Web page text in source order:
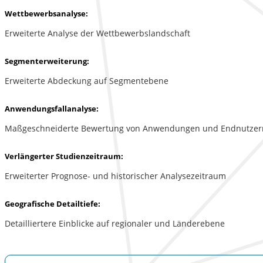
Wettbewerbsanalyse:
Erweiterte Analyse der Wettbewerbslandschaft
Segmenterweiterung:
Erweiterte Abdeckung auf Segmentebene
Anwendungsfallanalyse:
Maßgeschneiderte Bewertung von Anwendungen und
Verlängerter Studienzeitraum:
Erweiterter Prognose- und historischer Analysezeitraum
Geografische Detailtiefe:
Detailliertere Einblicke auf regionaler und Länderebene